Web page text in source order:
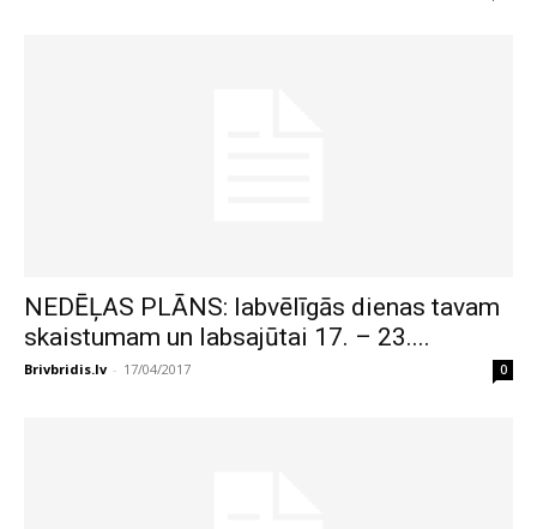
NEDĒĻAS PLĀNS: labvēlīgās dienas tavam
skaistumam un labsajūtai 17. – 23....
Brivbridis.lv - 17/04/2017 0